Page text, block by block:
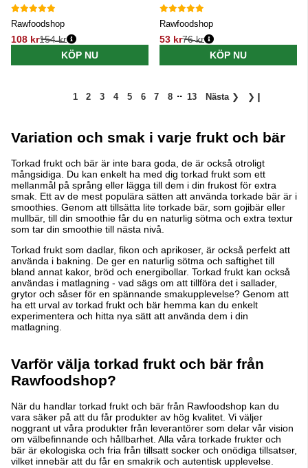
Rawfoodshop
108 kr
Ordinarie pris:
154 kr
KÖP NU
Rawfoodshop
53 kr
Ordinarie pris:
76 kr
KÖP NU
1 2 3 4 5 6 7 8 .. 13 Nästa ❯ ❯❙
Variation och smak i varje frukt och bär
Torkad frukt och bär är inte bara goda, de är också otroligt
mångsidiga. Du kan enkelt ha med dig torkad frukt som ett
mellanmål på språng eller lägga till dem i din frukost för extra
smak. Ett av de mest populära sätten att använda torkade bär är i
smoothies. Genom att tillsätta lite torkade bär, som gojibär eller
mullbär, till din smoothie får du en naturlig sötma och extra textur
som tar din smoothie till nästa nivå.
Torkad frukt som dadlar, fikon och aprikoser, är också perfekt att
använda i bakning. De ger en naturlig sötma och saftighet till
bland annat kakor, bröd och energibollar. Torkad frukt kan också
användas i matlagning - vad sägs om att tillföra det i sallader,
grytor och såser för en spännande smakupplevelse? Genom att
ha ett urval av torkad frukt och bär hemma kan du enkelt
experimentera och hitta nya sätt att använda dem i din
matlagning.
Varför välja torkad frukt och bär från
Rawfoodshop?
När du handlar torkad frukt och bär från Rawfoodshop kan du
vara säker på att du får produkter av hög kvalitet. Vi väljer
noggrant ut våra produkter från leverantörer som delar vår vision
om välbefinnande och hållbarhet. Alla våra torkade frukter och
bär är ekologiska och fria från tillsatt socker och onödiga tillsatser,
vilket innebär att du får en smakrik och autentisk upplevelse.